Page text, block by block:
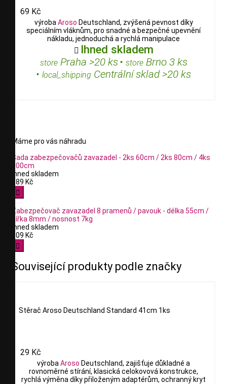
69 Kč
výroba Aroso Deutschland, zvýšená pevnost díky
speciálním vláknům, pro snadné a bezpečné upevnění
nákladu, jednoduchá a rychlá manipulace
 Ihned skladem
storePraha >20 ks• storeBrno 3 ks
• local_shipping Centrální sklad >20 ks
Máme pro vás náhradu
Sada zabezpečovačů zavazadel - 2ks 60cm / 2ks 80cm / 4ks
100cm
Ihned skladem
189 Kč

Zabezpečovač zavazadel 8 pramenů / pavouk - délka 55cm /
šířka 8mm / nosnost 7kg
Ihned skladem
109 Kč

Související produkty podle značky
Stěrač Aroso Deutschland Standard 41cm 1ks
29 Kč
výrobaAroso Deutschland, zajišťuje důkladné a
rovnoměrné stírání, klasická celokovová konstrukce,
rychlá výměna díky přiloženým adaptérům, ochranný kryt